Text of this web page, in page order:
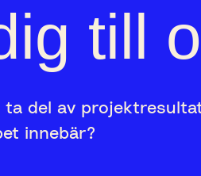
till
ta del av
innebär?